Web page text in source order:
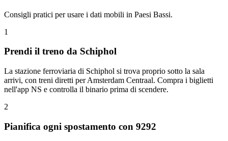
Consigli pratici per usare i dati mobili in Paesi Bassi.
1
Prendi il treno da Schiphol
La stazione ferroviaria di Schiphol si trova proprio sotto la sala
arrivi, con treni diretti per Amsterdam Centraal. Compra i biglietti
nell'app NS e controlla il binario prima di scendere.
2
Pianifica ogni spostamento con 9292